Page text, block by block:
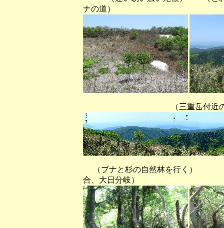
ナの道）
（三重岳付近の尾根から
（ブナと杉の自然林を行
合、大日分岐）